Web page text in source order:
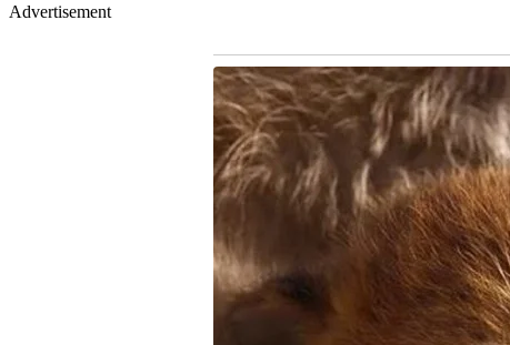
Advertisement